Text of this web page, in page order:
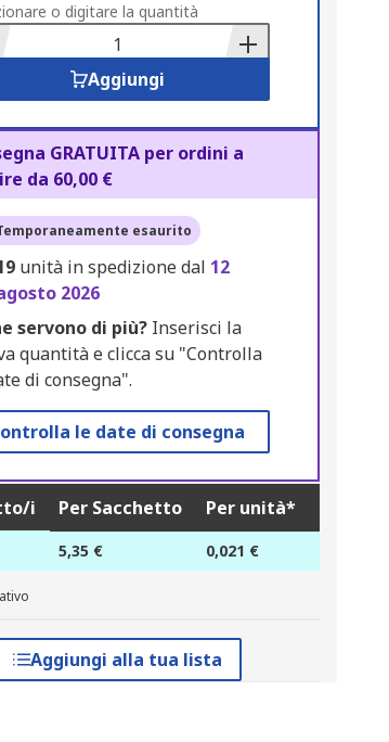
o digitare la quantità
Aggiungi
GRATUITA per ordini a
da 60,00 €
esaurito
unità in spedizione dal 12
2026
servono di più?Inserisci la
quantità e clicca su "Controlla
di consegna".
le date di consegna
i Per Sacchetto Per unità*
5,35 € 0,021 €
Aggiungi alla tua lista